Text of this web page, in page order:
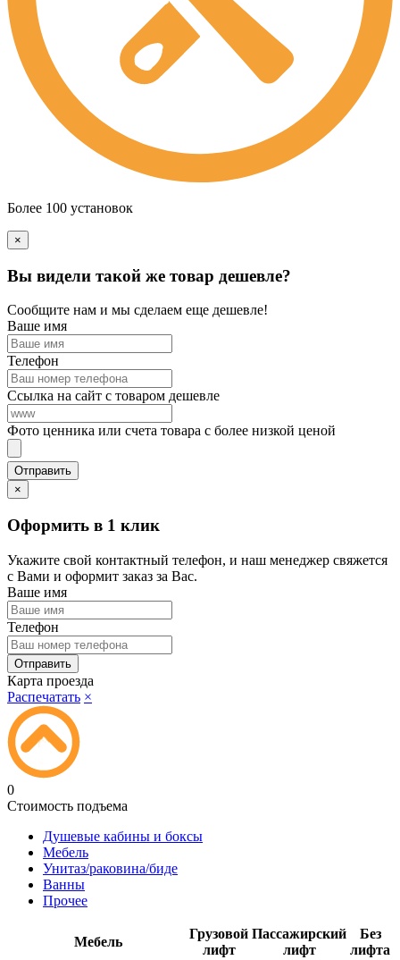
Более 100 установок
×
Вы видели такой же товар дешевле?
Сообщите нам и мы сделаем еще дешевле!
Ваше имя
Телефон
Ссылка на сайт с товаром дешевле
Фото ценника или счета товара с более низкой ценой
×
Оформить в 1 клик
Укажите свой контактный телефон, и наш менеджер свяжется
с Вами и оформит заказ за Вас.
Ваше имя
Телефон
Карта проезда
Распечатать ×
0
Стоимость подъема
Душевые кабины и боксы
Мебель
Унитаз/раковина/биде
Ванны
Прочее
Мебель
Грузовой
лифт
Пассажирский
лифт
Без
лифта